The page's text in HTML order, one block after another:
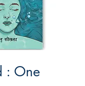
: One